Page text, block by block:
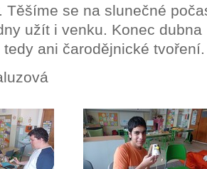
Těšíme se na slunečné
užít i venku. Konec
ani čarodějnické tvoření.